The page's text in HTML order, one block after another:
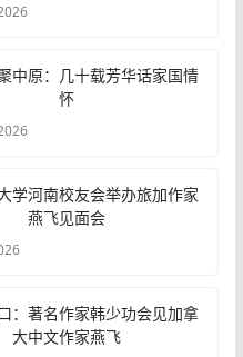
中原：几十载芳华话家国情
怀
学河南校友会举办旅加作家
燕飞见面会
：著名作家韩少功会见加拿
大中文作家燕飞